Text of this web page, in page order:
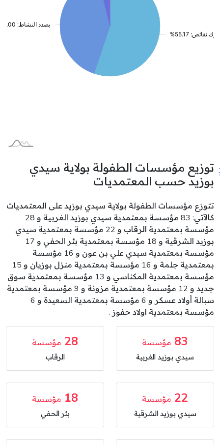
توزيع مؤسسات الطفولة بولاية سيدي
بوزيد حسب المعتمديات
تتوزع مؤسسات الطفولة بولاية سيدي بوزيد على المعتمديات
كالآتي: 83 مؤسسة بمعتمدية سيدي بوزيد الغربية و 28
مؤسسة بمعتمدية الرقاب و 22 مؤسسة بمعتمدية سيدي
بوزيد الشرقية و 18 مؤسسة بمعتمدية بئر الحفي و 17
مؤسسة بمعتمدية سيدي علي بن عون و 16 مؤسسة
بمعتمدية جلمة و 16 مؤسسة بمعتمدية منزل بوزيان و 15
مؤسسة بمعتمدية المكناسي و 13 مؤسسة بمعتمدية سوق
جديد و 12 مؤسسة بمعتمدية مزونة و 9 مؤسسة بمعتمدية
سبالة أولاد عسكر و 6 مؤسسة بمعتمدية السعيدة و 6
مؤسسة بمعتمدية اولاد حفوز .
83 مؤسسة
سيدي بوزيد الغربية
28 مؤسسة
الرقاب
22 مؤسسة
سيدي بوزيد الشرقية
18 مؤسسة
بئر الحفي